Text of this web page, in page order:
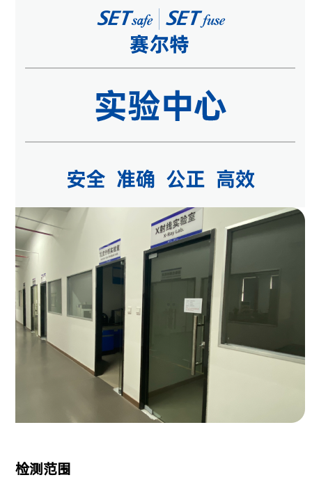
检测范围